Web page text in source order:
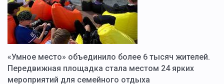
«Умное место» объединило более 6 тысяч жителей.
Передвижная площадка стала местом 24 ярких
мероприятий для семейного отдыха